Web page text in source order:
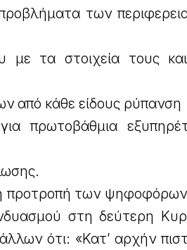
των
τα στοιχεία τους
από κάθε είδους ρύπανση
πρωτοβάθμια
προτροπή των
στη δεύτερη
ότι: «Κατ’ αρχήν